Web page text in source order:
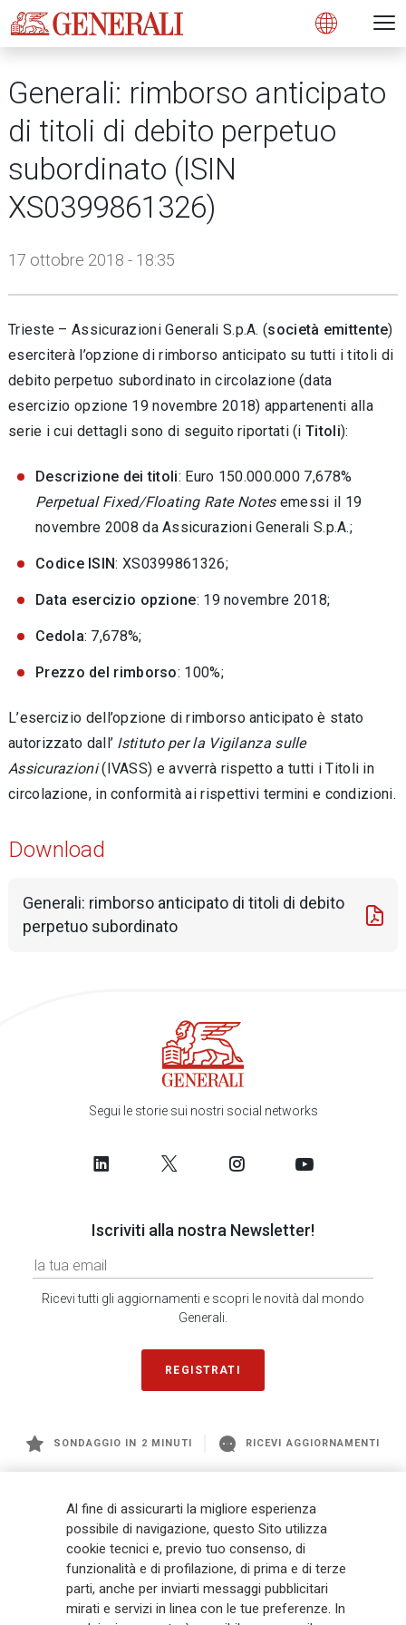
Open
Generali: rimborso anticipato
di titoli di debito perpetuo
subordinato (ISIN
XS0399861326)
17 ottobre 2018 - 18:35
Trieste – Assicurazioni Generali S.p.A. (società emittente)
eserciterà l’opzione di rimborso anticipato su tutti i titoli di
debito perpetuo subordinato in circolazione (data
esercizio opzione 19 novembre 2018) appartenenti alla
serie i cui dettagli sono di seguito riportati (i Titoli):
Descrizione dei titoli: Euro 150.000.000 7,678%
Perpetual Fixed/Floating Rate Notesemessi il 19
novembre 2008 da Assicurazioni Generali S.p.A.;
Codice ISIN: XS0399861326;
Data esercizio opzione: 19 novembre 2018;
Cedola: 7,678%;
Prezzo del rimborso: 100%;
L’esercizio dell’opzione di rimborso anticipato è stato
autorizzato dall’ Istituto per la Vigilanza sulle
Assicurazioni(IVASS) e avverrà rispetto a tutti i Titoli in
circolazione, in conformità ai rispettivi termini e condizioni.
Download
Generali: rimborso anticipato di titoli di debito
perpetuo subordinato
Segui le storie sui nostri social networks
Iscriviti alla nostra Newsletter!
Ricevi tutti gli aggiornamenti e scopri le novità dal mondo
Generali.
REGISTRATI
SONDAGGIO IN 2 MINUTI RICEVI AGGIORNAMENTI
management a livello globale, con premi complessivi pari a € 98,1
miliardi e € 900 miliardi di AUM nel 2025. Fondato nel 1831, con oltre 88
mila dipendenti e 163 mila agenti che servono 75 milioni di clienti, il
Gruppo ha una posizione di leadership in Europa e una presenza
crescente in Asia e America. Al centro della strategia di Generali c'è il suo
impegno Lifetime Partner verso i clienti, realizzato attraverso soluzioni
Al fine di assicurarti la migliore esperienza
possibile di navigazione, questo Sito utilizza
cookie tecnici e, previo tuo consenso, di
funzionalità e di profilazione, di prima e di terze
parti, anche per inviarti messaggi pubblicitari
mirati e servizi in linea con le tue preferenze. In